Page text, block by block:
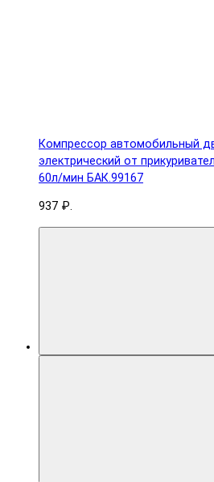
Компрессор автомобильный
электрический от
60л/мин БАК.99167
937 ₽.